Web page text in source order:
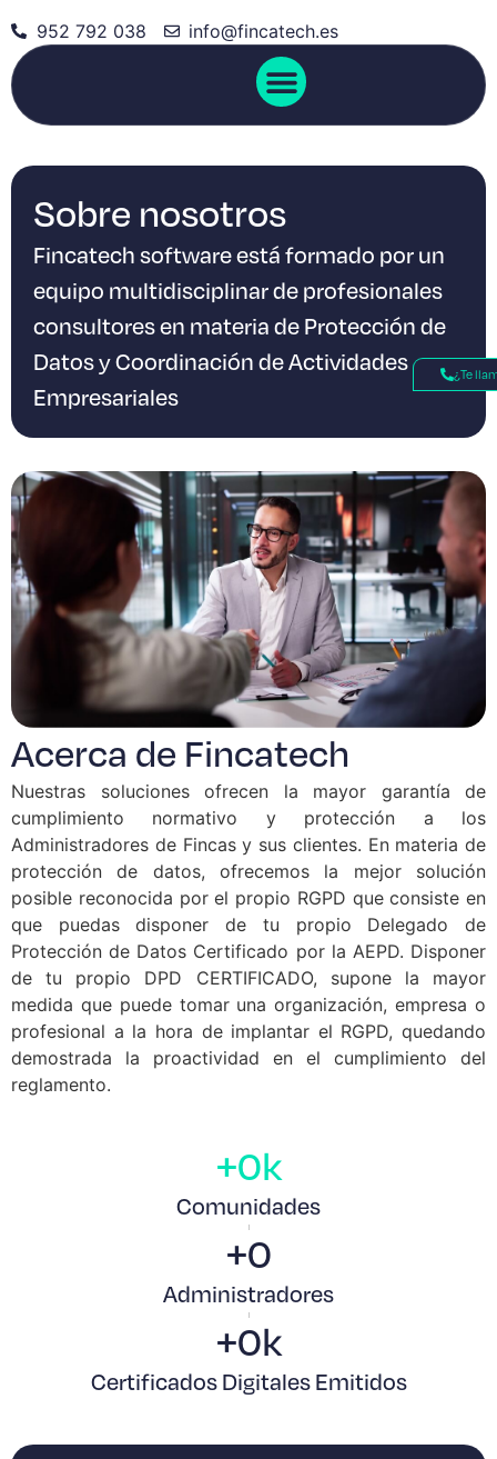
952 792 038 info@fincatech.es
Sobre nosotros
Fincatech software está formado por un
equipo multidisciplinar de profesionales
consultores en materia de Protección de
Datos y Coordinación de Actividades
Empresariales
Acerca de Fincatech
Nuestras soluciones ofrecen la mayor garantía de
cumplimiento normativo y protección a los
Administradores de Fincas y sus clientes. En materia de
protección de datos, ofrecemos la mejor solución
posible reconocida por el propio RGPD que consiste en
que puedas disponer de tu propio Delegado de
Protección de Datos Certificado por la AEPD. Disponer
de tu propio DPD CERTIFICADO, supone la mayor
medida que puede tomar una organización, empresa o
profesional a la hora de implantar el RGPD, quedando
demostrada la proactividad en el cumplimiento del
reglamento.
Comunidades
+0k
Administradores
+0
Certificados Digitales Emitidos
+0k
¿Te